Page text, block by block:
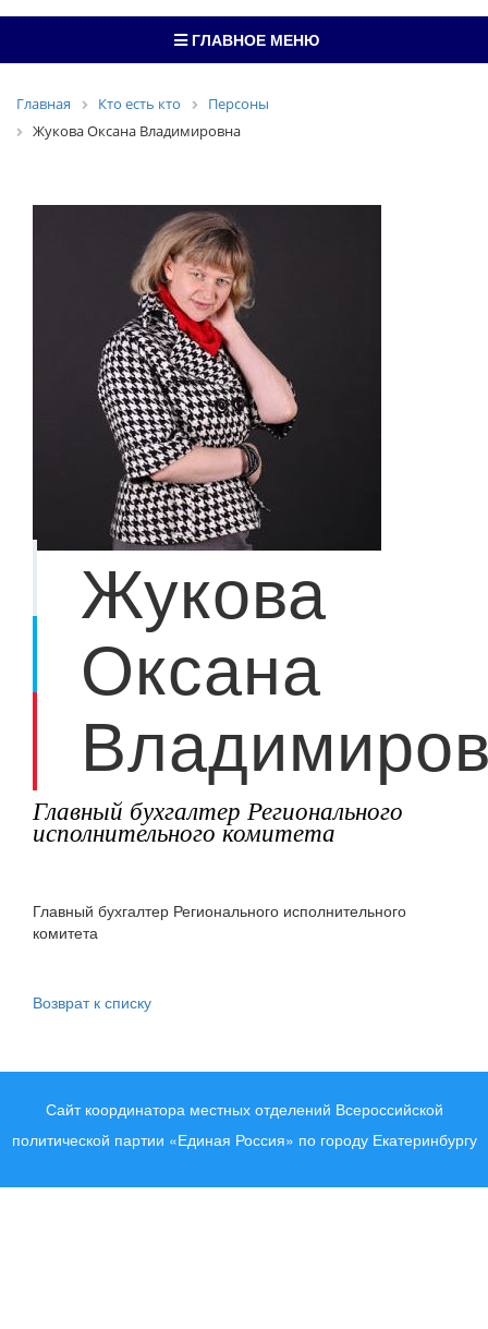
ГЛАВНОЕ МЕНЮ
Главная Кто есть кто
Персоны
Жукова Оксана Владимировна
Жукова
Оксана
Главный бухгалтер Регионального
исполнительного комитета
Главный бухгалтер Регионального исполнительного
комитета
Возврат к списку
Сайт координатора местных отделений Всероссийской
политической партии «Единая Россия» по городу Екатеринбургу